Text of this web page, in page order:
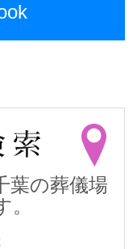
葉の葬儀場